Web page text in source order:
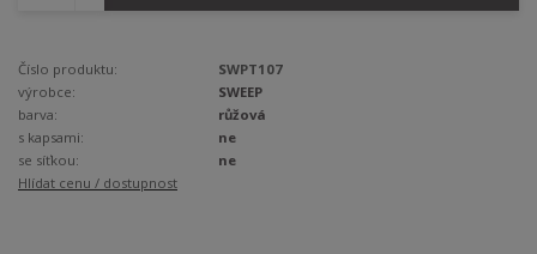
Číslo produktu:
SWPT107
výrobce:
SWEEP
barva:
růžová
s kapsami:
ne
se síťkou:
ne
Hlídat cenu / dostupnost